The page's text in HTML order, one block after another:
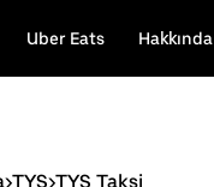
Uber Eats Hakkında
>TYS>TYS Taksi